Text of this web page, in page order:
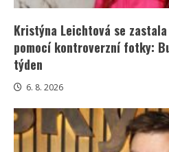
Kristýna Leichtová se
pomocí kontroverzní fotky:
týden
6. 8. 2026